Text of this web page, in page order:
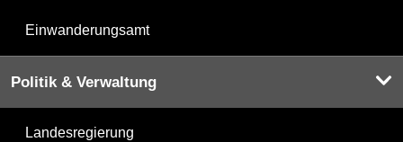
Einwanderungsamt
Politik & Verwaltung
Landesregierung